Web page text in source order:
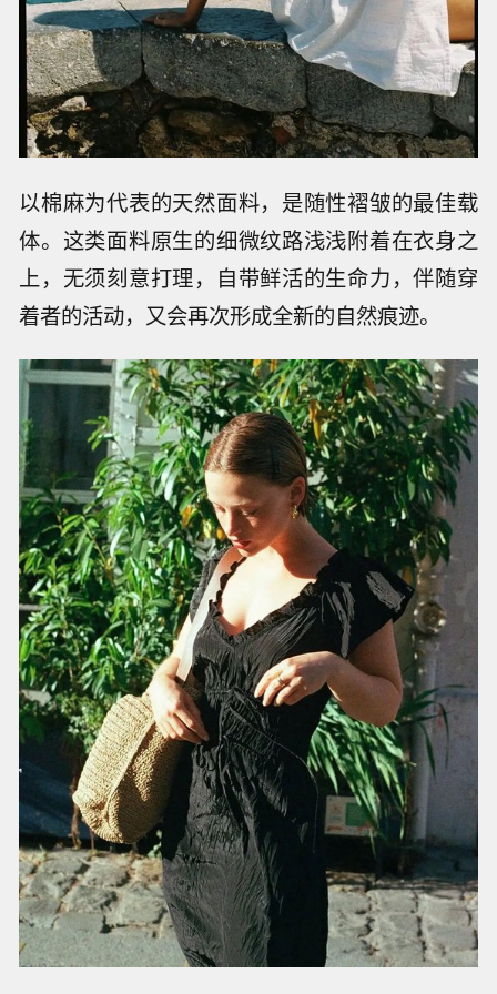
以棉麻为代表的天然面料，是随性褶皱的最佳载
体。这类面料原生的细微纹路浅浅附着在衣身之
上，无须刻意打理，自带鲜活的生命力，伴随穿
着者的活动，又会再次形成全新的自然痕迹。